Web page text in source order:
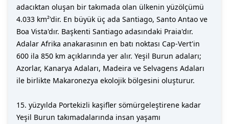
adacıktan oluşan bir takımada olan ülkenin yüzölçümü
4.033 km²'dir. En büyük üç ada Santiago, Santo Antao ve
Boa Vista'dır. Başkenti Santiago adasındaki Praia'dır.
Adalar Afrika anakarasının en batı noktası Cap-Vert'in
600 ila 850 km açıklarında yer alır. Yeşil Burun adaları;
Azorlar, Kanarya Adaları, Madeira ve Selvagens Adaları
ile birlikte Makaronezya ekolojik bölgesini oluşturur.
15. yüzyılda Portekizli kaşifler sömürgeleştirene kadar
Yeşil Burun takımadalarında insan yaşamı